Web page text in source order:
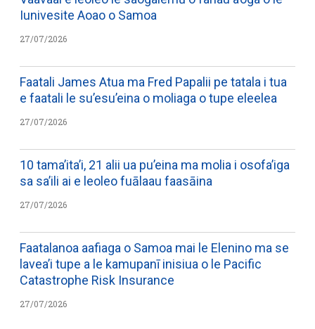
Iunivesite Aoao o Samoa
27/07/2026
Faatali James Atua ma Fred Papalii pe tatala i tua
e faatali le su’esu’eina o moliaga o tupe eleelea
27/07/2026
10 tama’ita’i, 21 alii ua pu’eina ma molia i osofa’iga
sa sa’ili ai e leoleo fuālaau faasāina
27/07/2026
Faatalanoa aafiaga o Samoa mai le Elenino ma se
lavea’i tupe a le kamupanī inisiua o le Pacific
Catastrophe Risk Insurance
27/07/2026